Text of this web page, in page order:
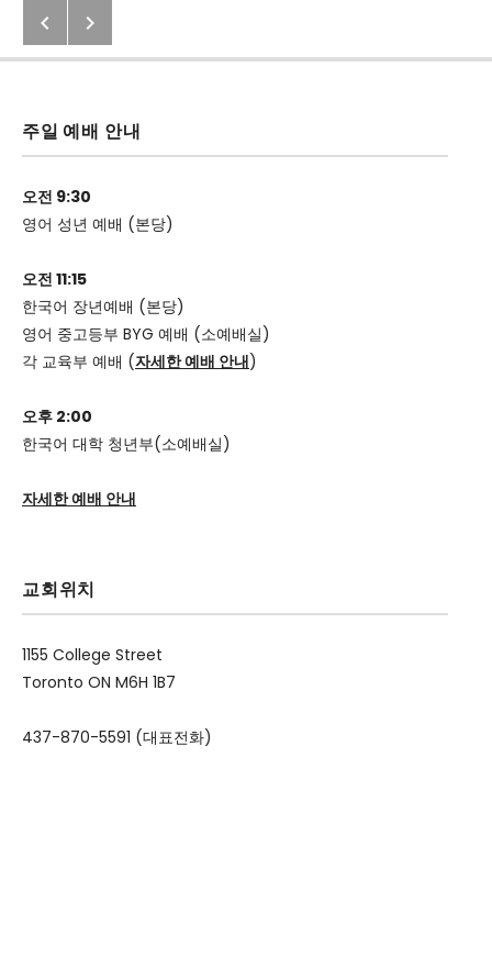
Post navigation
Previous: 2020년 12월 6일 교회소
Next: 히브리서 12:2
주일 예배 안내
오전 9:30
영어 성년 예배 (본당)
오전 11:15
한국어 장년예배 (본당)
영어 중고등부 BYG 예배 (소예배실)
각 교육부 예배 (자세한 예배 안내)
오후 2:00
한국어 대학 청년부(소예배실)
자세한 예배 안내
교회위치
1155 College Street
Toronto ON M6H 1B7
437-870-5591 (대표전화)